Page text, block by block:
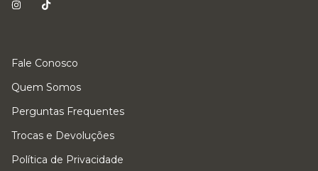
Fale Conosco
Quem Somos
Perguntas Frequentes
Trocas e Devoluções
Política de Privacidade